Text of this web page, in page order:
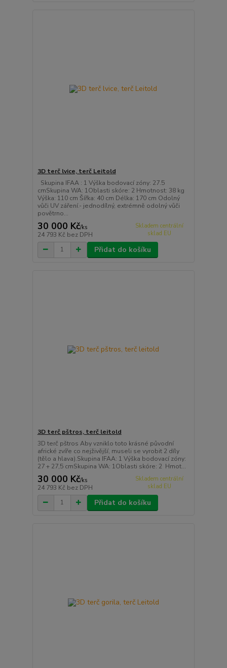
3D terč lvice, terč Leitold
Skupina IFAA : 1 Výška bodovací zóny: 27.5
cmSkupina WA: 1Oblasti skóre: 2 Hmotnost: 38 kg
Výška: 110 cm Šířka: 40 cm Délka: 170 cm Odolný
vůči UV záření.- jednodílný, extrémně odolný vůči
povětrno...
30 000 Kč/ks
24 793 Kč bez DPH
Skladem centrální
sklad EU
Přidat do košíku
3D terč pštros, terč leitold
3D terč pštros Aby vzniklo toto krásné původní
africké zvíře co nejživější, museli se vyrobit 2 díly
(tělo a hlava).Skupina IFAA: 1 Výška bodovací zóny:
27 + 27,5 cmSkupina WA: 1Oblasti skóre: 2 Hmot...
30 000 Kč/ks
24 793 Kč bez DPH
Skladem centrální
sklad EU
Přidat do košíku